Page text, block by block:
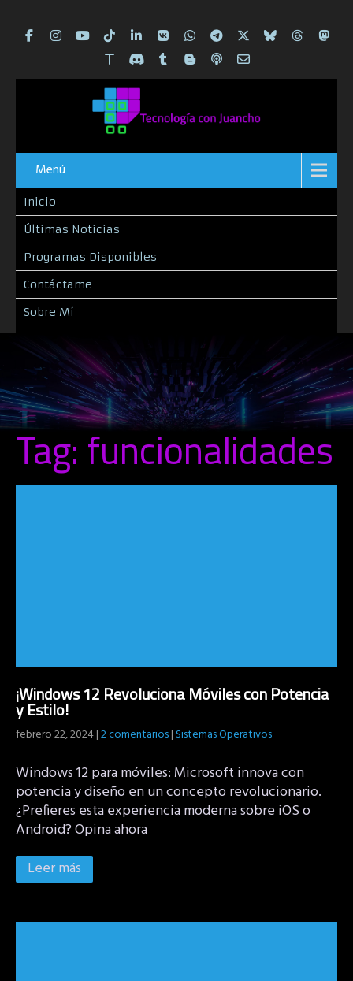
Menú
Inicio
Últimas Noticias
Programas Disponibles
Contáctame
Sobre Mí
Tag: funcionalidades
¡Windows 12 Revoluciona Móviles con Potencia
y Estilo!
febrero 22, 2024|2 comentarios|Sistemas Operativos
Windows 12 para móviles: Microsoft innova con
potencia y diseño en un concepto revolucionario.
¿Prefieres esta experiencia moderna sobre iOS o
Android? Opina ahora
Leer más